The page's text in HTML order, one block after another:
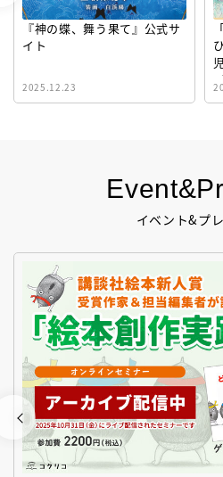
イベント&プ
『神の蝶、舞う果て』公式サ
イト
2025.12.23